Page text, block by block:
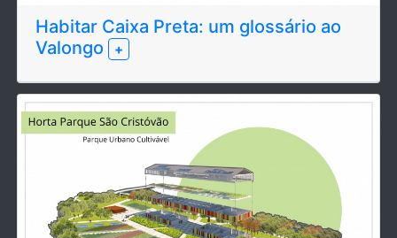
Habitar Caixa Preta: um glossário ao
Valongo
+